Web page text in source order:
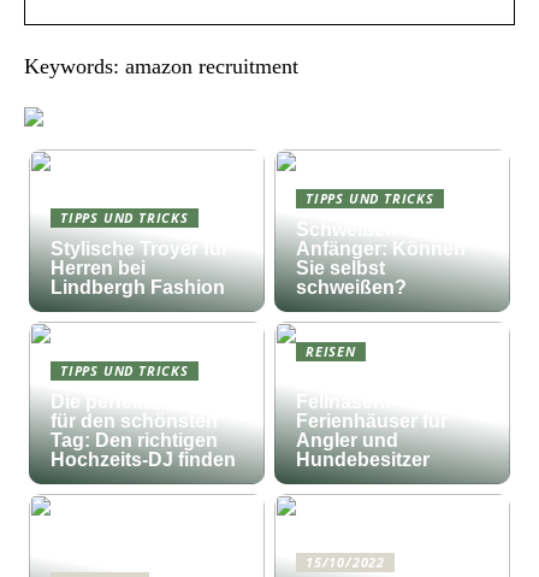
Keywords: amazon recruitment
TIPPS UND TRICKS
Stylische Troyer für
Herren bei
Lindbergh Fashion
TIPPS UND TRICKS
Schweißen für
Anfänger: Können
Sie selbst
schweißen?
TIPPS UND TRICKS
Die perfekte Musik
für den schönsten
Tag: Den richtigen
Hochzeits-DJ finden
REISEN
Fellnasen:
Ferienhäuser für
Angler und
Hundebesitzer
15/10/2022